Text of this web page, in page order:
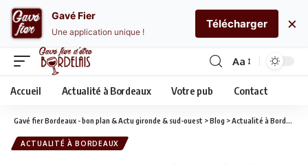
Aa
Accueil Actualité à Bordeaux Votre pub Contact
Gavé fier Bordeaux - bon plan & Actu gironde & sud-ouest >Blog >Actualité à Bordeaux
ACTUALITÉ À BORDEAUX
Gavé Fier
Une application unique !
Télécharger ×